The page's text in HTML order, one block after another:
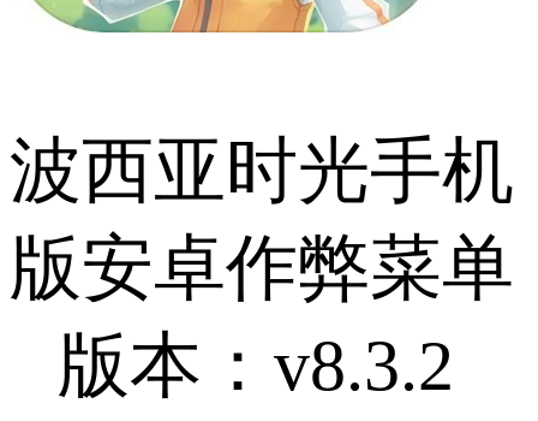
波西亚时光手机
版安卓作弊菜单
版本：v8.3.2